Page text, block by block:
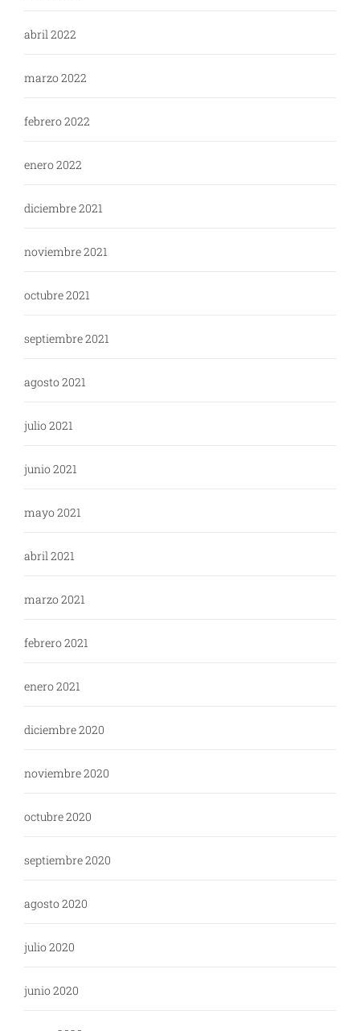
abril 2022
marzo 2022
febrero 2022
enero 2022
diciembre 2021
noviembre 2021
octubre 2021
septiembre 2021
agosto 2021
julio 2021
junio 2021
mayo 2021
abril 2021
marzo 2021
febrero 2021
enero 2021
diciembre 2020
noviembre 2020
octubre 2020
septiembre 2020
agosto 2020
julio 2020
junio 2020